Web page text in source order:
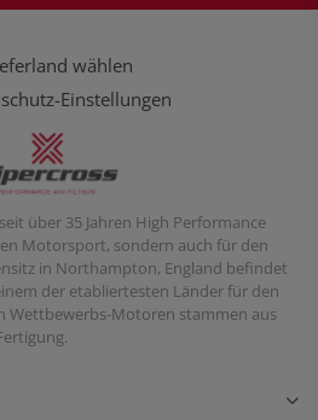
wählen
Einstellungen
über 35 Jahren High Performance
Motorsport, sondern auch für den
in Northampton, England befindet
der etabliertesten Länder für den
Wettbewerbs-Motoren stammen aus